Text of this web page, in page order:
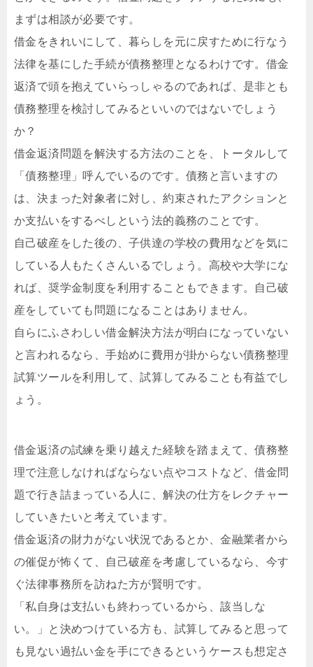
まずは相談が必要です。
借金をきれいにして、暮らしを元に戻すために行なう
法律を基にした手続が債務整理となるわけです。借金
返済で頭を抱えていらっしゃるのであれば、是非とも
債務整理を検討してみるといいのではないでしょう
か？
借金返済問題を解決する方法のことを、トータルして
「債務整理」呼んでいるのです。債務と言いますの
は、決まった対象者に対し、約束されたアクションと
か支払いをするべしという法的義務のことです。
自己破産をした後の、子供達の学校の費用などを気に
している人もたくさんいるでしょう。高校や大学にな
れば、奨学金制度を利用することもできます。自己破
産をしていても問題になることはありません。
自らにふさわしい借金解決方法が明白になっていない
と言われるなら、手始めに費用が掛からない債務整理
試算ツールを利用して、試算してみることも有益でし
ょう。
借金返済の試練を乗り越えた経験を踏まえて、債務整
理で注意しなければならない点やコストなど、借金問
題で行き詰まっている人に、解決の仕方をレクチャー
していきたいと考えています。
借金返済の財力がない状況であるとか、金融業者から
の催促が怖くて、自己破産を考慮しているなら、今す
ぐ法律事務所を訪ねた方が賢明です。
「私自身は支払いも終わっているから、該当しな
い。」と決めつけている方も、試算してみると思って
も見ない過払い金を手にできるというケースも想定さ